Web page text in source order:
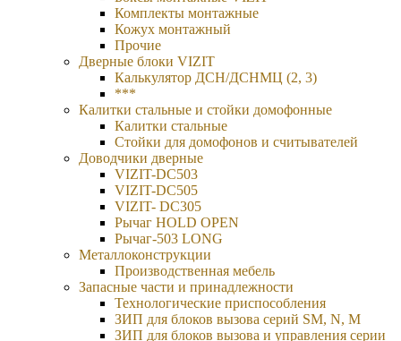
Комплекты монтажные
Кожух монтажный
Прочие
Дверные блоки VIZIT
Калькулятор ДСН/ДСНМЦ (2, 3)
***
Калитки стальные и стойки домофонные
Калитки стальные
Стойки для домофонов и считывателей
Доводчики дверные
VIZIT-DC503
VIZIT-DC505
VIZIT- DC305
Рычаг HOLD OPEN
Рычаг-503 LONG
Металлоконструкции
Производственная мебель
Запасные части и принадлежности
Технологические приспособления
ЗИП для блоков вызова серий SM, N, M
ЗИП для блоков вызова и управления серии